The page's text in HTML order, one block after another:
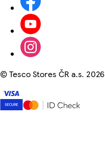
©Tesco Stores ČR a.s. 2026